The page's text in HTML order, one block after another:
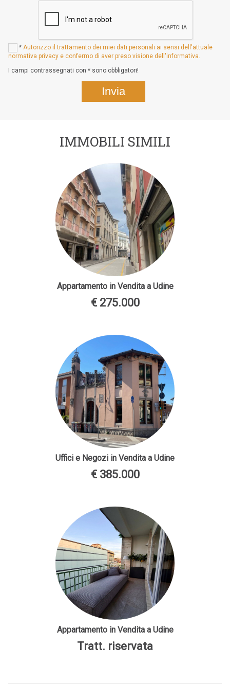
* Autorizzo il trattamento dei miei dati personali ai sensi dell'attuale
normativa privacy e confermo di aver preso visione dell'informativa.
I campi contrassegnati con * sono obbligatori!
IMMOBILI SIMILI
Appartamento in Vendita a Udine
€ 275.000
Uffici e Negozi in Vendita a Udine
€ 385.000
Appartamento in Vendita a Udine
Tratt. riservata